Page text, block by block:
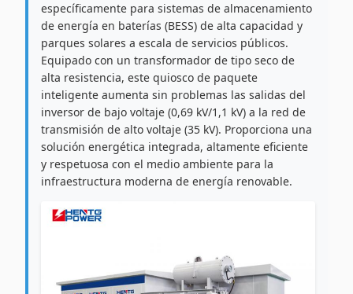
específicamente para sistemas de almacenamiento
de energía en baterías (BESS) de alta capacidad y
parques solares a escala de servicios públicos.
Equipado con un transformador de tipo seco de
alta resistencia, este quiosco de paquete
inteligente aumenta sin problemas las salidas del
inversor de bajo voltaje (0,69 kV/1,1 kV) a la red de
transmisión de alto voltaje (35 kV). Proporciona una
solución energética integrada, altamente eficiente
y respetuosa con el medio ambiente para la
infraestructura moderna de energía renovable.